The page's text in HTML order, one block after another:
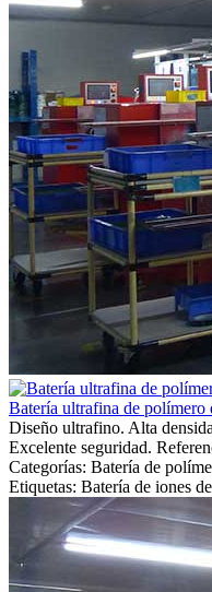
Batería ultrafina de polímero
Diseño ultrafino. Alta
Excelente seguridad.
Categorías: Batería de
Etiquetas: Batería de iones